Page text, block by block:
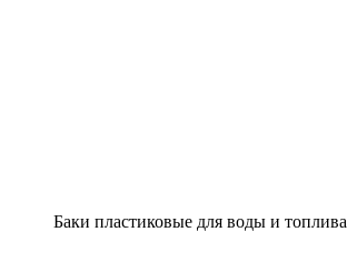
Баки пластиковые для воды и топлива